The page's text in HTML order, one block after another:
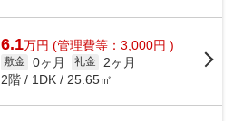
6.1万円 (管理費等：3,000円 )
敷金 0ヶ月 礼金
2ヶ月
2階 / 1DK / 25.65㎡